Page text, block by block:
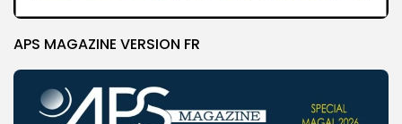
APS MAGAZINE VERSION FR